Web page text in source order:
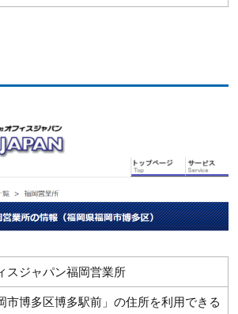
スジャパン福岡営業所
市博多区博多駅前」の住所を利用できる